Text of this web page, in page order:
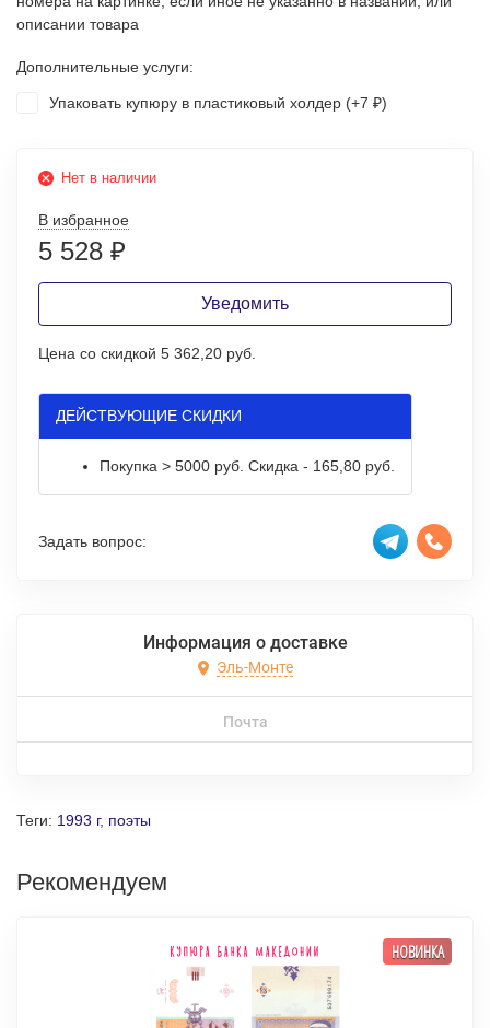
описании товара
Дополнительные услуги:
Упаковать купюру в пластиковый холдер (+7 ₽)
Нет в наличии
В избранное
5 528 ₽
Уведомить
Цена со скидкой 5 362,20 руб.
ДЕЙСТВУЮЩИЕ СКИДКИ
Покупка > 5000 руб. Скидка - 165,80 руб.
Задать вопрос:
Информация о доставке
Эль-Монте
Почта
Теги: 1993 г, поэты
Рекомендуем
НОВИНКА